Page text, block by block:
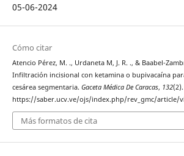
05-06-2024
Cómo citar
Atencio Pérez, M. ., Urdaneta M, J. R. ., & Baabel-
Infiltración incisional con ketamina o bupivacaína
cesárea segmentaria. Gaceta Médica De Caracas, 132
https://saber.ucv.ve/ojs/index.php/rev_gmc/article/
Más formatos de cita